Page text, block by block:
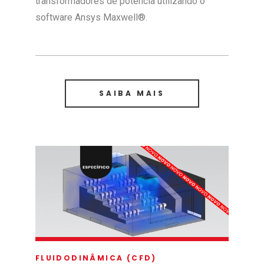
software Ansys Maxwell®.
SAIBA MAIS
FLUIDODINÂMICA (CFD)